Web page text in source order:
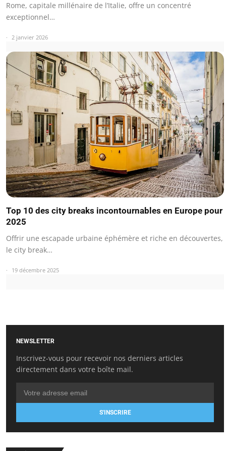
Rome, capitale millénaire de l’Italie, offre un concentré
exceptionnel…
2 janvier 2026
Top 10 des city breaks incontournables en Europe pour
2025
Offrir une escapade urbaine éphémère et riche en découvertes,
le city break…
19 décembre 2025
NEWSLETTER
Inscrivez-vous pour recevoir nos derniers articles
directement dans votre boîte mail.
S'INSCRIRE